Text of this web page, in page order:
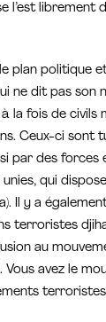
l’est librement
plan politique
ne dit pas son
la fois de civils
Ceux-ci sont
par des forces
qui dispose
Il y a
terroristes
au
Vous avez le
terroristes